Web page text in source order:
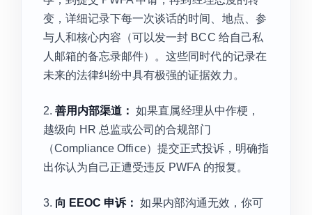
变，详细记录下每一次谈话的时间、地点、参
与人和核心内容（可以发一封 BCC 给自己私
人邮箱的备忘录邮件）。这些同时代的记录在
未来的法律纠纷中具有极强的证据效力。
2.善用内部渠道： 如果直属经理从中作梗，
越级向 HR 总监或公司的合规部门
（Compliance Office）提交正式投诉，明确指
出你认为自己正遭受违反 PWFA 的报复。
3. 向 EEOC 申诉： 如果内部沟通无效，你可